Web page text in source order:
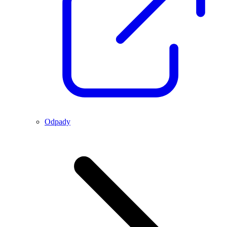
Odpady